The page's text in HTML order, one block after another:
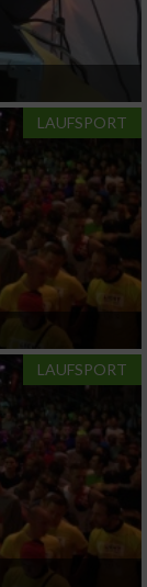
LAUFSPORT
LAUFSPORT